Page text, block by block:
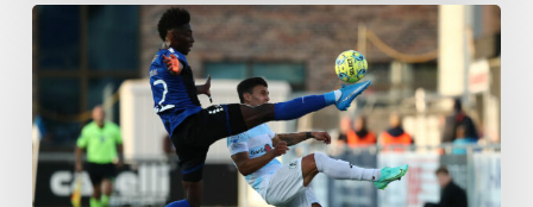
var
nok